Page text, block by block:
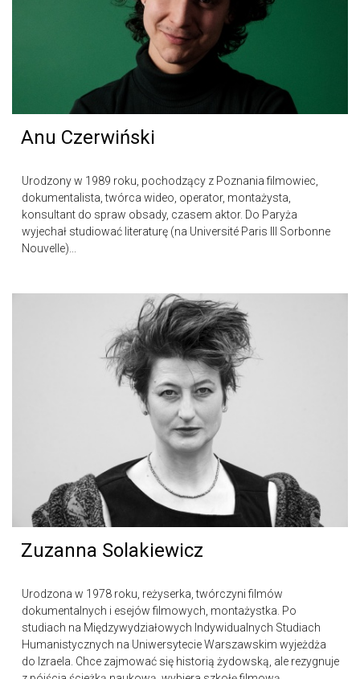
Anu Czerwiński
Urodzony w 1989 roku, pochodzący z Poznania filmowiec,
dokumentalista, twórca wideo, operator, montażysta,
konsultant do spraw obsady, czasem aktor. Do Paryża
wyjechał studiować literaturę (na Université Paris III Sorbonne
Nouvelle)...
Zuzanna Solakiewicz
Urodzona w 1978 roku, reżyserka, twórczyni filmów
dokumentalnych i esejów filmowych, montażystka. Po
studiach na Międzywydziałowych Indywidualnych Studiach
Humanistycznych na Uniwersytecie Warszawskim wyjeżdża
do Izraela. Chce zajmować się historią żydowską, ale rezygnuje